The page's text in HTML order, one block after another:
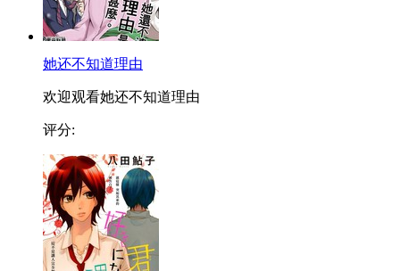
她还不知道理由
欢迎观看她还不知道理由
评分: